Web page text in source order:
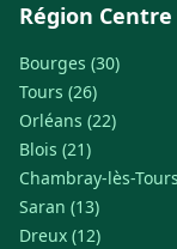
Région
Bourges (30)
Tours (26)
Orléans (22)
Blois (21)
Chambray-lès-
Saran (13)
Dreux (12)